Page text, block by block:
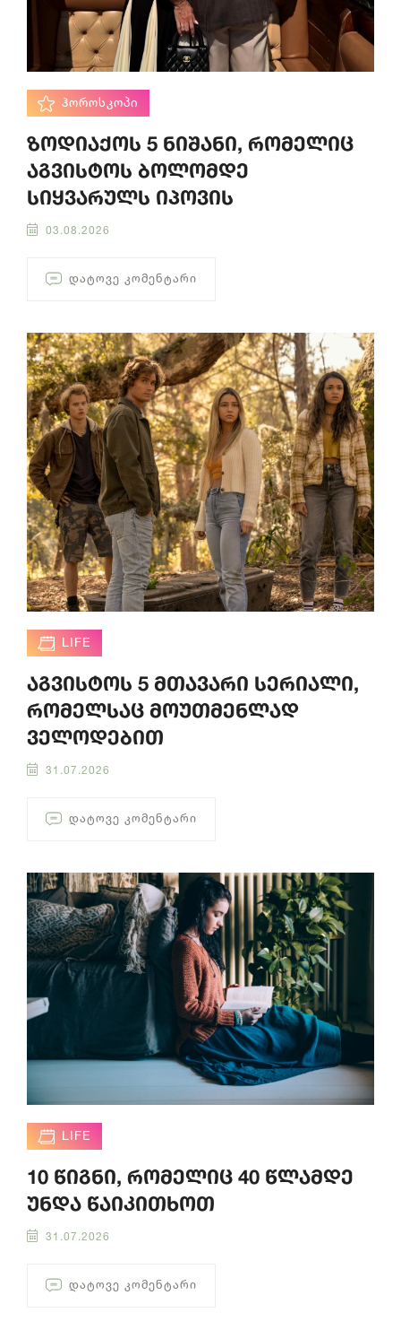
ᲰᲝᲠᲝᲡᲙᲝᲞᲘ
ზოდიაქოს 5 ნიშანი, რომელიც
აგვისტოს ბოლომდე
სიყვარულს იპოვის
03.08.2026
ᲓᲐᲢᲝᲕᲔ ᲙᲝᲛᲔᲜᲢᲐᲠᲘ
LIFE
აგვისტოს 5 მთავარი სერიალი,
რომელსაც მოუთმენლად
ველოდებით
31.07.2026
ᲓᲐᲢᲝᲕᲔ ᲙᲝᲛᲔᲜᲢᲐᲠᲘ
LIFE
10 წიგნი, რომელიც 40 წლამდე
უნდა წაიკითხოთ
31.07.2026
ᲓᲐᲢᲝᲕᲔ ᲙᲝᲛᲔᲜᲢᲐᲠᲘ